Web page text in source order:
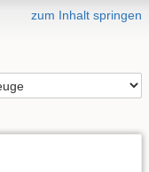
zum Inhalt springen